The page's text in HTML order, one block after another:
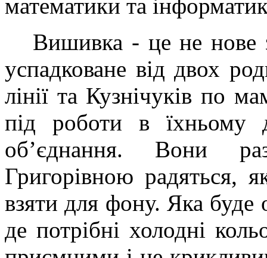
математики та
Вишивка - це не нове
успадковане від двох
лінії та Кузнічуків по
під роботи в їхньому
об’єднання. Вони
Григорівною радяться,
взяти для фону. Яка буде
де потрібні холодні